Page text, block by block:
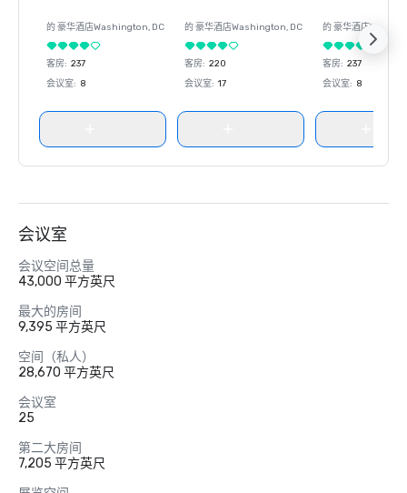
的 豪华酒店Washington, DC
客房: 237
会议室: 8
的 豪华酒店Washington, DC
客房: 220
会议室: 17
的 豪华酒店
客房: 237
会议室: 8
会议室
会议空间总量
43,000 平方英尺
最大的房间
9,395 平方英尺
空间（私人）
28,670 平方英尺
会议室
25
第二大房间
7,205 平方英尺